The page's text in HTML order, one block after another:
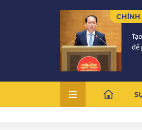
CHÍNH
để